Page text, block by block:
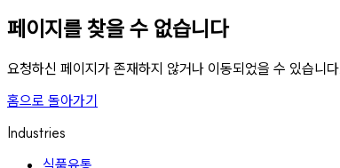
페이지를 찾을 수 없습니다
요청하신 페이지가 존재하지 않거나 이동되었을 수 있습니다.
홈으로 돌아가기
Industries
식품유통